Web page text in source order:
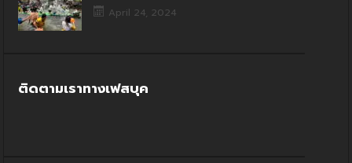
April 24, 2024
ติดตามเราทางเฟสบุค